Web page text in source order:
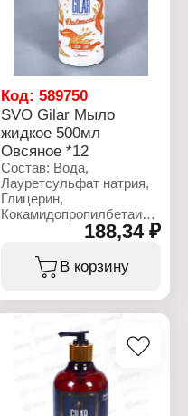
Код:589750
SVO Gilar Мыло
жидкое 500мл
Овсяное *12
Состав: Вода,
Лауретсульфат натрия,
Глицерин,
Кокамидопропилбетаин,
хлорид натрия, Кокамид
кокосовый глюкозид,
глицерилолеат,
лимонная кислота,
бензилсалицилат,
гексилциннамал, CI
188,34 ₽
В корзину